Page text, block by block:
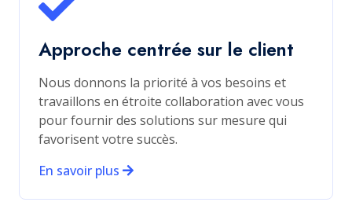
Approche centrée sur le client
Nous donnons la priorité à vos besoins et
travaillons en étroite collaboration avec vous
pour fournir des solutions sur mesure qui
favorisent votre succès.
En savoir plus